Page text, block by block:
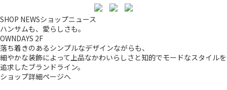
SHOP NEWSショップニュース
ハンサムも、愛らしさも。
OWNDAYS 2F
落ち着きのあるシンプルなデザインながらも、
細やかな装飾によって上品なかわいらしさと知的でモードなスタイルを
追求したブランドライン。
ショップ詳細ページへ